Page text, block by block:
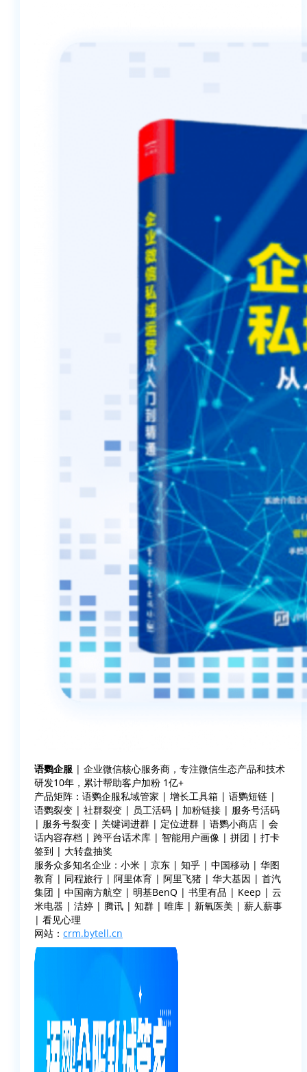
语鹦企服 | 企业微信核心服务商，专注微信生态产品和技术
研发10年，累计帮助客户加粉 1亿+
产品矩阵：语鹦企服私域管家 | 增长工具箱 | 语鹦短链 |
语鹦裂变 | 社群裂变 | 员工活码 | 加粉链接 | 服务号活码
| 服务号裂变 | 关键词进群 | 定位进群 | 语鹦小商店 | 会
话内容存档 | 跨平台话术库 | 智能用户画像 | 拼团 | 打卡
签到 | 大转盘抽奖
服务众多知名企业：小米 | 京东 | 知乎 | 中国移动 | 华图
教育 | 同程旅行 | 阿里体育 | 阿里飞猪 | 华大基因 | 首汽
集团 | 中国南方航空 | 明基BenQ | 书里有品 | Keep | 云
米电器 | 洁婷 | 腾讯 | 知群 | 唯库 | 新氧医美 | 薪人薪事
| 看见心理
网站： crm.bytell.cn